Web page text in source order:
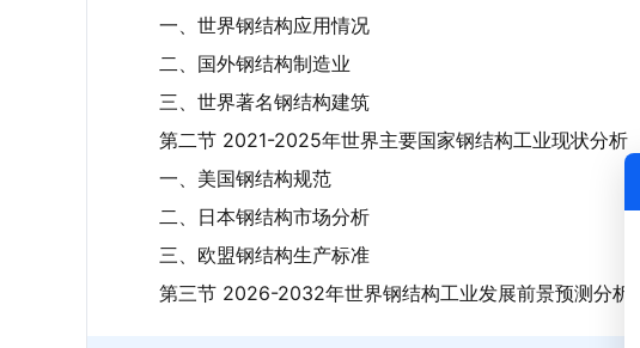
一、世界钢结构应用情况
二、国外钢结构制造业
三、世界著名钢结构建筑
第二节 2021-2025年世界主要国家钢结构工业现状分析
一、美国钢结构规范
二、日本钢结构市场分析
三、欧盟钢结构生产标准
第三节 2026-2032年世界钢结构工业发展前景预测分析